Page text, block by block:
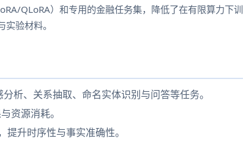
QLoRA）和专用的金融任务集，降低了在有限算力下训
验材料。
析、关系抽取、命名实体识别与问答等任务。
资源消耗。
升时序性与事实准确性。